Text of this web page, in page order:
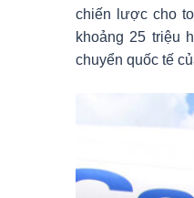
chiến lược cho
khoảng 25 triệu
chuyển quốc tế